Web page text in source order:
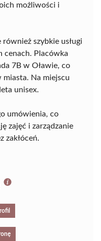
możliwości i
szybkie usługi
cenach. Placówka
7B w Oławie, co
miasta. Na miejscu
unisex.
umówienia, co
zajęć i zarządzanie
zakłóceń.